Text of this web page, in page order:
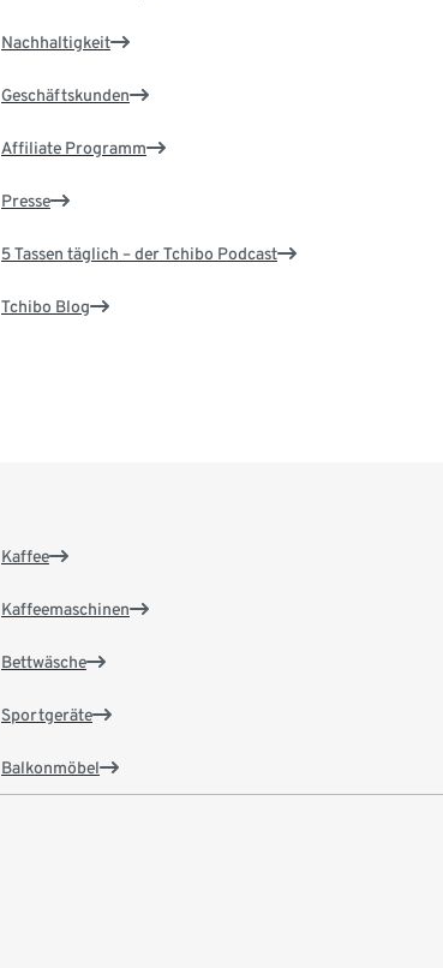
Nachhaltigkeit
Geschäftskunden
Affiliate Programm
Presse
5 Tassen täglich – der Tchibo Podcast
Tchibo Blog
Kaffee
Kaffeemaschinen
Bettwäsche
Sportgeräte
Balkonmöbel